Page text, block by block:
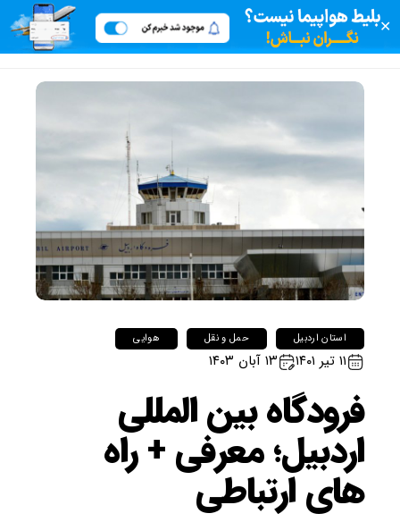
✕
استان اردبیل حمل و نقل هوایی
۱۱ تیر ۱۴۰۱ ۱۳ آبان ۱۴۰۳
فرودگاه بین المللی
اردبیل؛ معرفی + راه
های ارتباطی